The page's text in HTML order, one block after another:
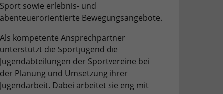
Sport sowie erlebnis- und
abenteuerorientierte Bewegungsangebote.
Als kompetente Ansprechpartner
unterstützt die Sportjugend die
Jugendabteilungen der Sportvereine bei
der Planung und Umsetzung ihrer
Jugendarbeit. Dabei arbeitet sie eng mit
Zweck
Benutzer-Logins die Session-ID. So kann der
eingeloggte Benutzer wiedererkannt werden
und es wird ihm Zugang zu geschützten
Bereichen gewährt.
Zweck
für den Analysebericht der Website zu
verfolgen. Die Cookies speichern
randoly generierte Nummer zu, um
eindeutige Besucher zu identifizieren.
Name _gid
Laufzeit 6 Monate
Zweck
Das NID-Cookie enthält eine eindeutige ID,
über die Google Ihre bevorzugten
Einstellungen und andere Informationen
speichert, insbesondere Ihre bevorzugte
Sprache (z. B. Deutsch), wie viele
Suchergebnisse pro Seite angezeigt werden
Wir verwenden auf unserer Website externe Inhalte, um Ihnen
zusätzliche Informationen anzubieten.